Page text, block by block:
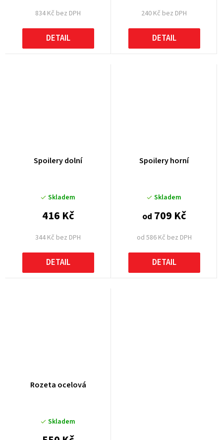
834 Kč bez DPH
DETAIL
240 Kč bez DPH
DETAIL
Spoilery dolní
Skladem
344 Kč bez DPH
416 Kč
DETAIL
Spoilery horní
Skladem
od 586 Kč bez DPH
od 709 Kč
DETAIL
Rozeta ocelová
Skladem